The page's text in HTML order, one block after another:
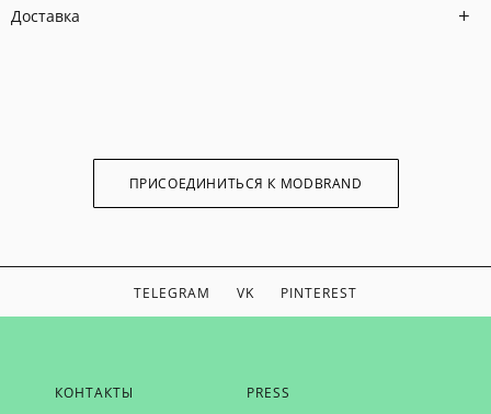
Доставка
ПРИСОЕДИНИТЬСЯ К MODBRAND
TELEGRAM VK PINTEREST
КОНТАКТЫ
PRESS
ЕСЛИ ВЫ ХОТИТЕ БЫТЬ В КУРСЕ НАШИХ НОВОСТЕЙ,